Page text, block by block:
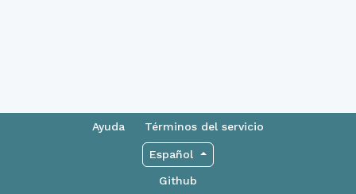
Ayuda Términos del servicio
Español
Github